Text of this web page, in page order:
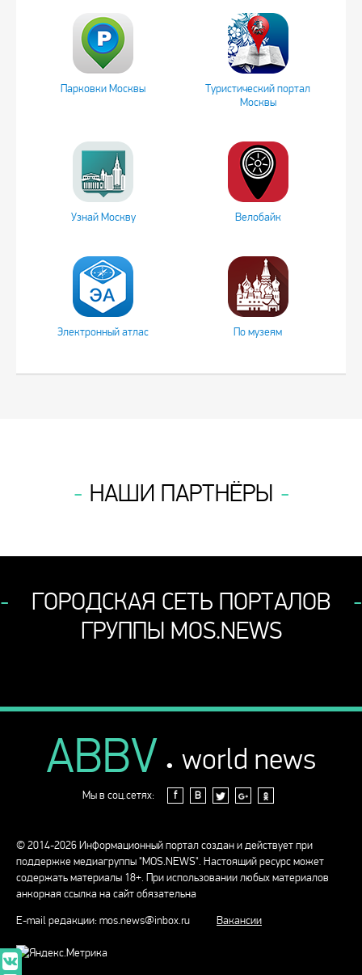
Парковки Москвы
Туристический портал
Москвы
Узнай Москву Велобайк
Электронный атлас По музеям
НАШИ ПАРТНЁРЫ
ГОРОДСКАЯ СЕТЬ ПОРТАЛОВ
ГРУППЫ MOS.NEWS
ABBV . world news
Мы в соц.сетях: f В
© 2014-2026 Информационный портал создан и действует при
поддержке медиагруппы "MOS.NEWS". Настоящий ресурс может
содержать материалы 18+. При использовании любых материалов
анкорная ссылка на сайт обязательна
E-mail редакции:mos.news@inbox.ru Вакансии